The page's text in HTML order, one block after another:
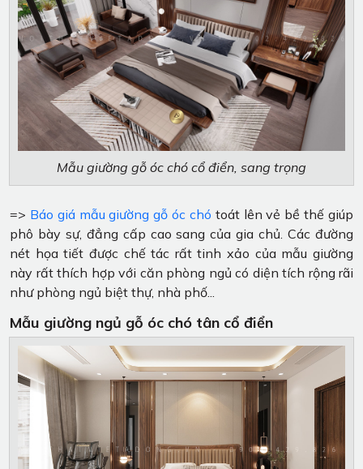
Mẫu giường gỗ óc chó cổ điển, sang trọng
=> Báo giá mẫu giường gỗ óc chó toát lên vẻ bề thế giúp
phô bày sự, đẳng cấp cao sang của gia chủ. Các đường
nét họa tiết được chế tác rất tinh xảo của mẫu giường
này rất thích hợp với căn phòng ngủ có diện tích rộng rãi
như phòng ngủ biệt thự, nhà phố...
Mẫu giường ngủ gỗ óc chó tân cổ điển